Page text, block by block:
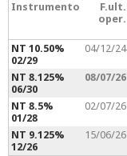
Instrumento
F.ult.
oper.
NT 10.50%
02/29
04/12/24
NT 8.125%
06/30
08/07/26
NT 8.5%
01/28
02/07/26
NT 9.125%
12/26
15/06/26